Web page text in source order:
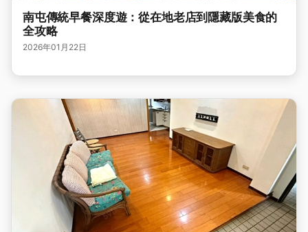
南屯傳統早餐深度遊：從在地老店到隱藏版美食的
全攻略
2026年01月22日